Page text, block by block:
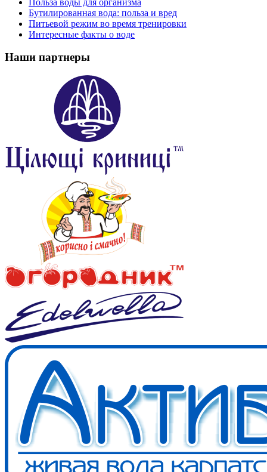
Бутилированная вода: польза и вред
Питьевой режим во время тренировки
Интересные факты о воде
Наши партнеры